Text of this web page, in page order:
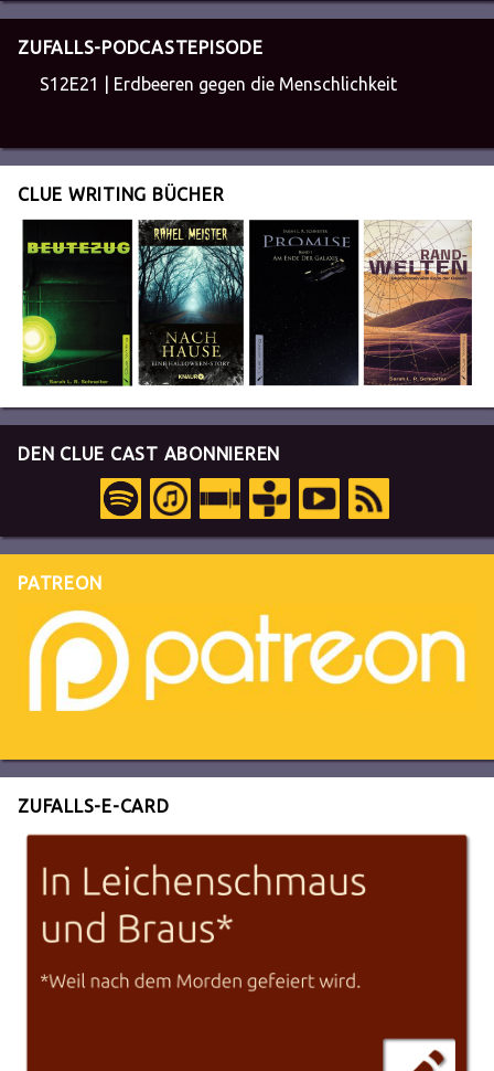
ZUFALLS-PODCASTEPISODE
S12E21 | Erdbeeren gegen die Menschlichkeit
CLUE WRITING BÜCHER
DEN CLUE CAST ABONNIEREN
PATREON
ZUFALLS-E-CARD